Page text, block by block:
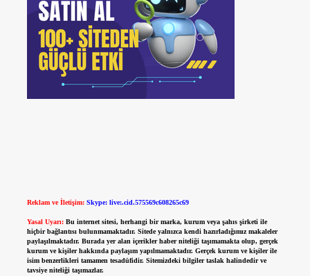
Reklam ve İletişim: Skype: live:.cid.575569c608265c69
Yasal Uyarı: Bu internet sitesi, herhangi bir marka, kurum veya şahıs şirketi ile
hiçbir bağlantısı bulunmamaktadır. Sitede yalnızca kendi hazırladığımız makaleler
paylaşılmaktadır. Burada yer alan içerikler haber niteliği taşımamakta olup, gerçek
kurum ve kişiler hakkında paylaşım yapılmamaktadır. Gerçek kurum ve kişiler ile
isim benzerlikleri tamamen tesadüfidir. Sitemizdeki bilgiler taslak halindedir ve
tavsiye niteliği taşımazlar.